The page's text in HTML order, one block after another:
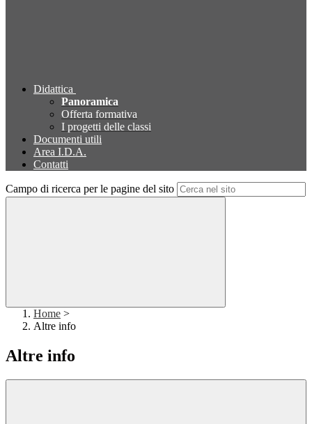
Didattica
Panoramica
Offerta formativa
I progetti delle classi
Documenti utili
Area I.D.A.
Contatti
Campo di ricerca per le pagine del sito
Home >
Altre info
Altre info